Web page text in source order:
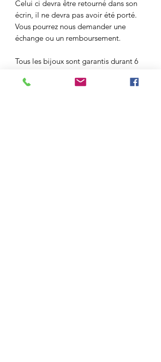
Celui ci devra être retourné dans son
écrin, il ne devra pas avoir été porté.
Vous pourrez nous demander une
échange ou un remboursement.
Tous les bijoux sont garantis durant 6
montage.